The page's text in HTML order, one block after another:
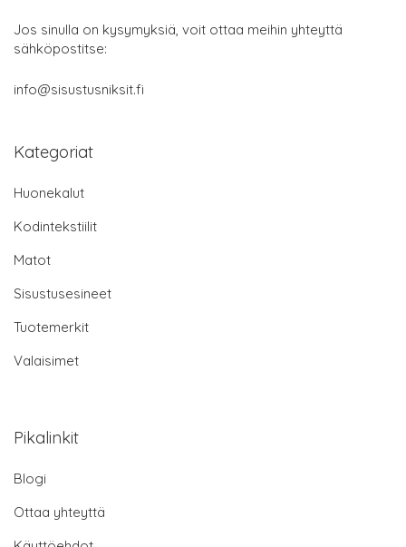
Jos sinulla on kysymyksiä, voit ottaa meihin yhteyttä
sähköpostitse:
info@sisustusniksit.fi
Kategoriat
Huonekalut
Kodintekstiilit
Matot
Sisustusesineet
Tuotemerkit
Valaisimet
Pikalinkit
Blogi
Ottaa yhteyttä